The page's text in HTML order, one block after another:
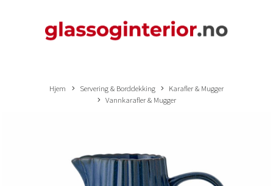
Hjem Servering & Borddekking
Karafler & Mugger
Vannkarafler & Mugger